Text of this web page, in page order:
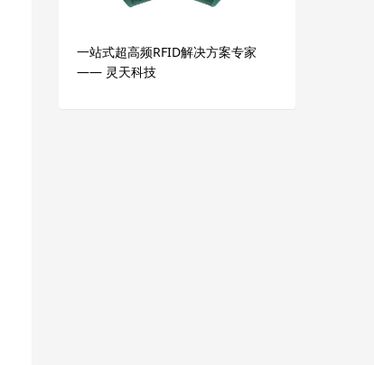
一站式超高频RFID解决方案专家
—— 灵天科技